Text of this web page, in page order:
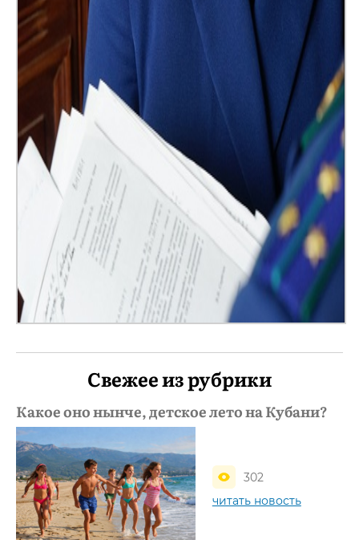
Свежее из рубрики
Какое оно нынче, детское лето на Кубани?
302
читать новость